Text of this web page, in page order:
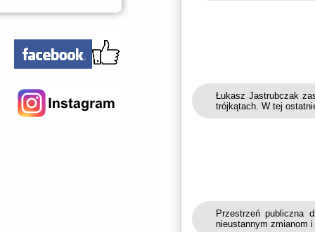
Łukasz Jastrubczak
trójkątach. W tej
Przestrzeń publiczna
nieustannym zmianom